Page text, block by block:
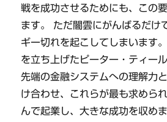
戦を成功させるためにも、この
ます。 ただ闇雲にがんばるだけ
ギー切れを起こしてしまいます
を立ち上げたピーター・ティー
先端の金融システムへの理解力
け合わせ、これらが最も求めら
んで起業し、大きな成功を収め